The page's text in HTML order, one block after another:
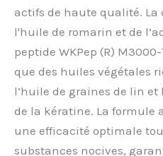
actifs de haute qualité.
l'huile de romarin et de
peptide WKPep (R)
que des huiles végétales
l’huile de graines de lin
de la kératine. La formule
une efficacité optimale
substances nocives,